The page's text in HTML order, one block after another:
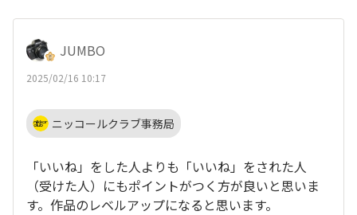
JUMBO
2025/02/16 10:17
ニッコールクラブ事務局
「いいね」をした人よりも「いいね」をされた人
（受けた人）にもポイントがつく方が良いと思いま
す。作品のレベルアップになると思います。